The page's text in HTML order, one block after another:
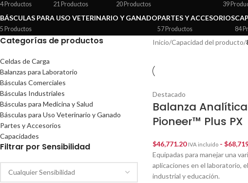
4 Productos 21 Productos 20 Productos 39
BÁSCULAS PARA USO VETERINARIO Y GANADO
5 Productos
PARTES Y ACCESORIOS
57 Productos 84
Categorías de productos
Celdas de Carga
Balanzas para Laboratorio
Básculas Comerciales
Básculas Industriales
Básculas para Medicina y Salud
Básculas para Uso Veterinario y Ganado
Partes y Accesorios
Capacidades
Filtrar por Sensibilidad
Inicio/Capacidad del producto/
Destacado
Balanza
Pioneer™ Plus PX
$46,771.20 IVA incluído - $
Equipadas para manejar una
aplicaciones en el laboratorio,
industrial y educación.